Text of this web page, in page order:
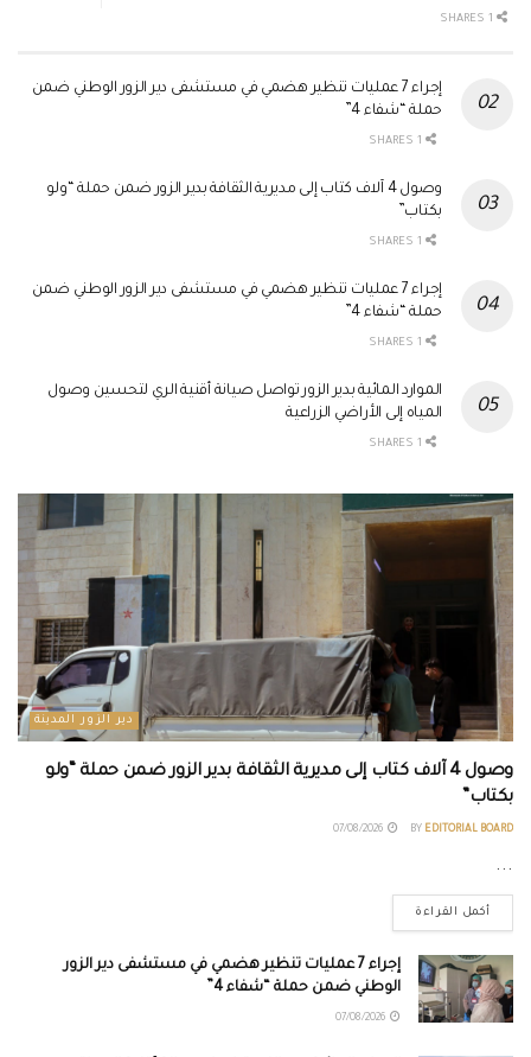
إجراء 7 عمليات تنظير هضمي في مستشفى دير الزور الوطني ضمن
حملة “شفاء 4”
وصول 4 آلاف كتاب إلى مديرية الثقافة بدير الزور ضمن حملة “ولو
بكتاب”
إجراء 7 عمليات تنظير هضمي في مستشفى دير الزور الوطني ضمن
حملة “شفاء 4”
الموارد المائية بدير الزور تواصل صيانة أقنية الري لتحسين وصول
المياه إلى الأراضي الزراعية
دير الزور المدينة
وصول 4 آلاف كتاب إلى مديرية الثقافة بدير الزور ضمن حملة “ولو
بكتاب”
BY EDITORIAL BOARD
...
أكمل القراءة
إجراء 7 عمليات تنظير هضمي في مستشفى دير الزور
الوطني ضمن حملة “شفاء 4”